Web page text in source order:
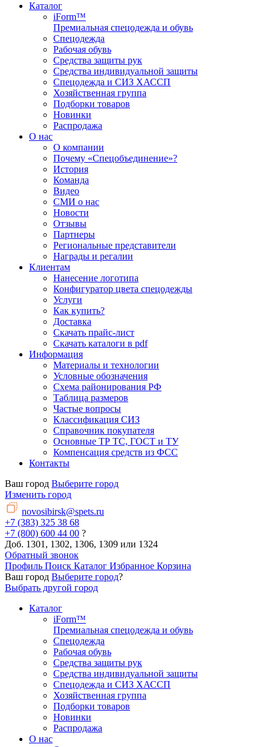
Каталог
iForm™
Премиальная спецодежда и обувь
Спецодежда
Рабочая обувь
Средства защиты рук
Средства индивидуальной защиты
Спецодежда и СИЗ ХАССП
Хозяйственная группа
Подборки товаров
Новинки
Распродажа
О нас
О компании
Почему «Спецобъединение»?
История
Команда
Видео
СМИ о нас
Новости
Отзывы
Партнеры
Региональные представители
Награды и регалии
Клиентам
Нанесение логотипа
Конфигуратор цвета спецодежды
Услуги
Как купить?
Доставка
Скачать прайс-лист
Скачать каталоги в pdf
Информация
Материалы и технологии
Условные обозначения
Схема районирования РФ
Таблица размеров
Частые вопросы
Классификация СИЗ
Справочник покупателя
Основные ТР ТС, ГОСТ и ТУ
Компенсация средств из ФСС
Контакты
Ваш город Выберите город
Изменить город
novosibirsk@spets.ru
+7 (383) 325 38 68
+7 (800) 600 44 00 ?
Доб. 1301, 1302, 1306, 1309 или 1324
Обратный звонок
Профиль Поиск Каталог Избранное Корзина
Ваш город Выберите город?
Выбрать другой город
Каталог
iForm™
Премиальная спецодежда и обувь
Спецодежда
Рабочая обувь
Средства защиты рук
Средства индивидуальной защиты
Спецодежда и СИЗ ХАССП
Хозяйственная группа
Подборки товаров
Новинки
Распродажа
О нас